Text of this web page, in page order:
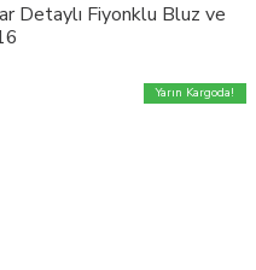
Detaylı Fiyonklu Bluz ve
Yarın Kargoda!